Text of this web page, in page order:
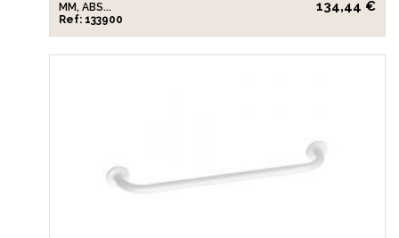
MM, ABS...
Ref: 133900
134,44 €